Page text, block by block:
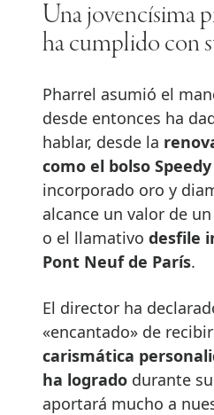
Una jovencísima
ha cumplido con
Pharrel asumió el
desde entonces ha
hablar, desde la
como el bolso Speedy
incorporado oro y
alcance un valor de
o el llamativo desfile
Pont Neuf de París.
El director ha
«encantado» de
carismática
ha logrado durante
aportará mucho a